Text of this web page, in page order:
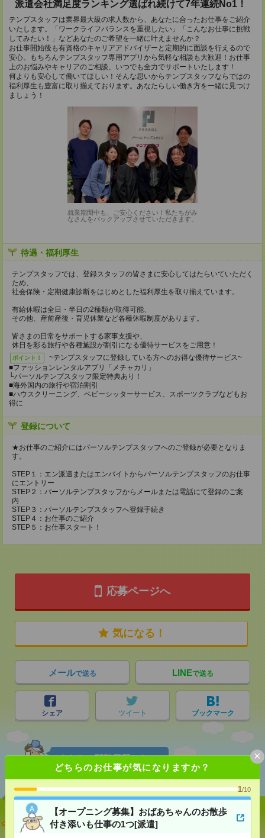
どちらのお仕事が気になりますか？
1/10
【オープニング募集】おばあちゃんのお散歩
付き添いも仕事の1つ[派遣]
×
派遣会社満足度ランキング選ばれ続けて7年連続No1！
テンプスタッフは業界最大級の求人数から、あなたに合ったお仕事をご紹介
いたします。「ワークライフバランスを重視したい」「こんなお仕事に挑戦
してみたい！」などあなたのご希望を一緒に叶えませんか？
お仕事開始後も有資格のキャリアアドバイザーと定期的に面談を行えるので
安心。もちろんテンプスタッフ専用アプリから気軽な相談も大歓迎！お仕事
上のお悩みやキャリアのご相談、いつでも全力でサポートいたします！
何よりも安心して働いてほしい！そんな思いからテンプスタッフならではの
福利厚生も豊富に取り揃えております。あなたらしい働き方を一緒に見つけ
ましょう！
就業期間中も、ご安心ください！私たちがみ
なさんをバックアップさせていただきます。
待遇・福利厚生
テンプスタッフでは、登録スタッフの皆さまに安心してはたらいていただく
ため、
社会保険・定期健康診断をはじめとした福利厚生を取り揃えています。
有給休暇は全日・半日の2種類が取得可能、
その他、産前産後・育児休業など各種休暇制度があります。
皆さまの日常をサポートする家事支援や、
休日を彩る旅行や各種施設が割引になる優待サービスをご用意！
ポイント！
~テンプスタッフに登録している方へのお得な優待サービス~
■ファッションレンタルアプリ「メチャカリ」
└パーソルテンプスタッフ限定特典あり！
■海外国内の旅行や宿泊割引
■ハウスクリーニング、ベビーシッターサービス、スポーツクラブなどもお
得に
登録について
★お仕事のご紹介にはパーソルテンプスタッフへのご登録が必要となりま
す。
STEP１：エン派遣またはエンバイトからパーソルテンプスタッフのお仕事
にエントリー
STEP２：パーソルテンプスタッフからメールまたは電話にて登録のご案
内
STEP３：パーソルテンプスタッフへ登録手続き
STEP４：お仕事のご紹介
STEP５：お仕事スタート！
応募ページへ
気になる！
メールで送る LINEで送る
シェア ツイート ブックマーク
あなたの閲覧履歴からの
おすすめ
【オープニング募集】おばあちゃんのお散歩付き添
いも仕事の1つ[派遣]